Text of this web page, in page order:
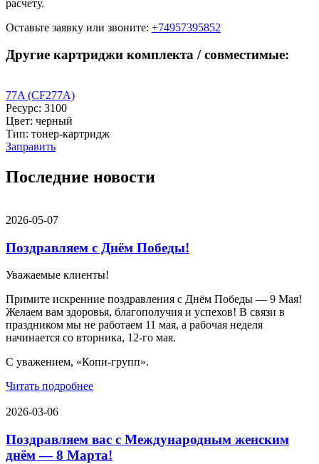
расчету.
Оставьте заявку или звоните: +74957395852
Другие картриджи комплекта / совместимые:
77A (CF277A)
Ресурс: 3100
Цвет: черный
Тип: тонер-картридж
Заправить
Последние новости
2026-05-07
Поздравляем с Днём Победы!
Уважаемые клиенты!
Примите искренние поздравления с Днём Победы — 9 Мая!
Желаем вам здоровья, благополучия и успехов! В связи в
праздником мы не работаем 11 мая, а рабочая неделя
начинается со вторника, 12-го мая.
С уважением, «Копи-групп».
Читать подробнее
2026-03-06
Поздравляем вас с Международным женским
днём — 8 Марта!